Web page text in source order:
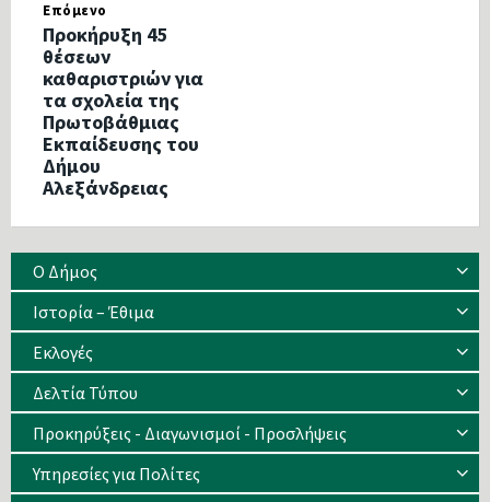
Επόμενο
Προκήρυξη 45
θέσεων
καθαριστριών για
τα σχολεία της
Πρωτοβάθμιας
Εκπαίδευσης του
Δήμου
Αλεξάνδρειας
Ο Δήμος
Ιστορία – Έθιμα
Eκλογές
Δελτία Τύπου
Προκηρύξεις - Διαγωνισμοί - Προσλήψεις
Υπηρεσίες για Πολίτες